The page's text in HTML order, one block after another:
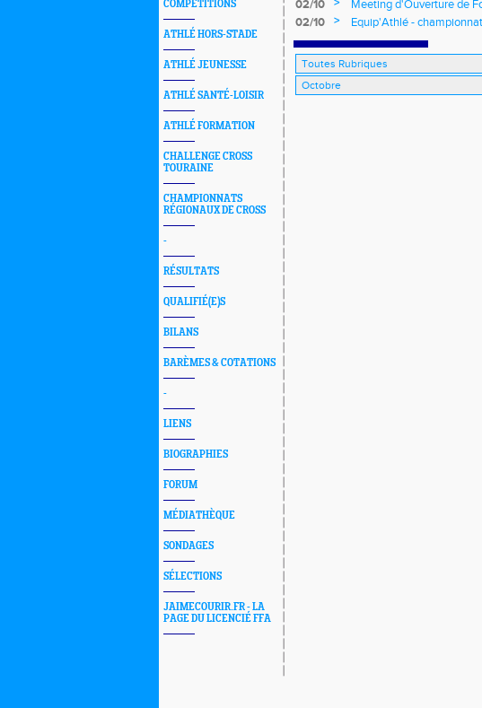
COMPÉTITIONS
ATHLÉ HORS-STADE
ATHLÉ JEUNESSE
ATHLÉ SANTÉ-LOISIR
ATHLÉ FORMATION
CHALLENGE CROSS
TOURAINE
CHAMPIONNATS
RÉGIONAUX DE CROSS
-
RÉSULTATS
QUALIFIÉ(E)S
BILANS
BARÈMES & COTATIONS
-
LIENS
BIOGRAPHIES
FORUM
MÉDIATHÈQUE
SONDAGES
SÉLECTIONS
JAIMECOURIR.FR - LA
PAGE DU LICENCIÉ FFA
02/10
Meeting d'Ouverture de
02/10
>
Equip'Athlé -